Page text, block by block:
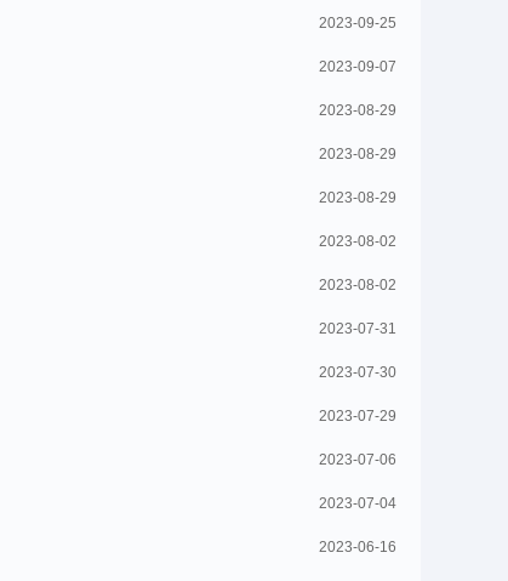
2023-09-25
2023-09-07
2023-08-29
2023-08-29
2023-08-29
2023-08-02
2023-08-02
2023-07-31
2023-07-30
2023-07-29
2023-07-06
2023-07-04
2023-06-16